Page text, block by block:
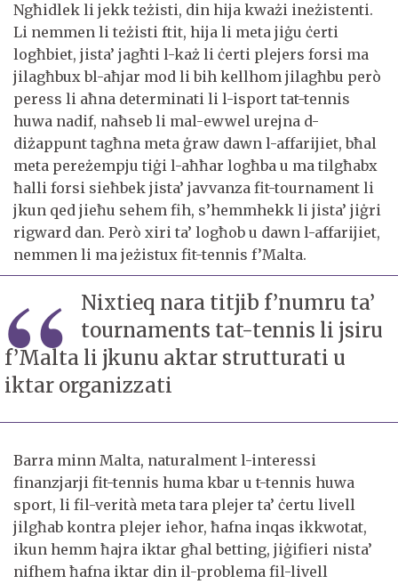
Ngħidlek li jekk teżisti, din hija kważi ineżistenti.
Li nemmen li teżisti ftit, hija li meta jiġu ċerti
logħbiet, jista’ jagħti l-każ li ċerti plejers forsi ma
jilagħbux bl-aħjar mod li bih kellhom jilagħbu però
peress li aħna determinati li l-isport tat-tennis
huwa nadif, naħseb li mal-ewwel urejna d-
diżappunt tagħna meta ġraw dawn l-affarijiet, bħal
meta pereżempju tiġi l-aħħar logħba u ma tilgħabx
ħalli forsi sieħbek jista’ javvanza fit-tournament li
jkun qed jieħu sehem fih, s’hemmhekk li jista’ jiġri
rigward dan. Però xiri ta’ logħob u dawn l-affarijiet,
nemmen li ma jeżistux fit-tennis f’Malta.
Nixtieq nara titjib f’numru ta’
tournaments tat-tennis li jsiru
f’Malta li jkunu aktar strutturati u
iktar organizzati
Barra minn Malta, naturalment l-interessi
finanzjarji fit-tennis huma kbar u t-tennis huwa
sport, li fil-verità meta tara plejer ta’ ċertu livell
jilgħab kontra plejer ieħor, ħafna inqas ikkwotat,
ikun hemm ħajra iktar għal betting, jiġifieri nista’
nifhem ħafna iktar din il-problema fil-livell